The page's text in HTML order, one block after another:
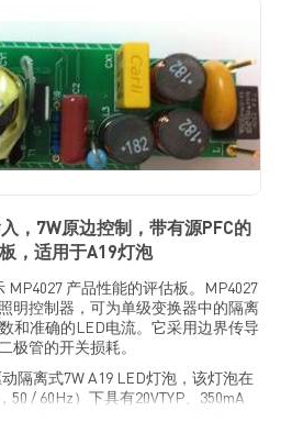
，7W原边控制，带有源PFC的
，适用于A19灯泡
MP4027 产品性能的评估板。MP4027
明控制器，可为单级变换器中的隔离
和准确的LED电流。它采用边界传导
极管的开关损耗。
隔离式7W A19 LED灯泡，该灯泡在
50 / 60Hz）下具有20VTYP、350mA